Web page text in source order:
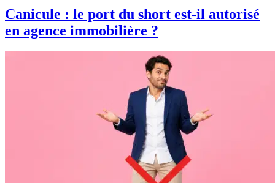
Canicule : le port du short est-il autorisé
en agence immobilière ?